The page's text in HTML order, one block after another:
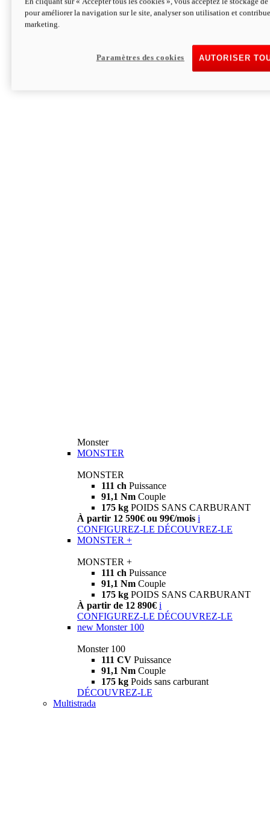
Hypermotard V2 SP 100
Découvrez-le
Monster
MONSTER
MONSTER
111 ch Puissance
91,1 Nm Couple
175 kg POIDS SANS CARBURANT
À partir 12 590€ ou 99€/mois i
CONFIGUREZ-LE DÉCOUVREZ-LE
MONSTER +
MONSTER +
111 ch Puissance
91,1 Nm Couple
175 kg POIDS SANS CARBURANT
À partir de 12 890€ i
CONFIGUREZ-LE DÉCOUVREZ-LE
new Monster 100
Monster 100
111 CV Puissance
91,1 Nm Couple
175 kg Poids sans carburant
DÉCOUVREZ-LE
Multistrada
pour améliorer la navigation sur le site, analyser son utilisation et
marketing.
AUTORISER
Paramètres des cookies